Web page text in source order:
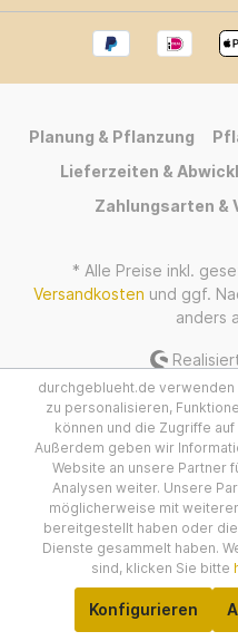
Planung & Pflanzung
Lieferzeiten &
Zahlungsarten &
* Alle Preise inkl.
Versandkosten und ggf.
anders
durchgeblueht.de verwenden
zu personalisieren,
können und die Zugriffe
Außerdem geben wir
Website an unsere Partner
Analysen weiter. Unsere
möglicherweise mit
bereitgestellt haben oder
Dienste gesammelt haben.
sind, klicken Sie bitte
Konfigurieren